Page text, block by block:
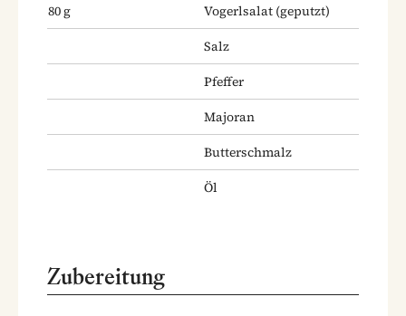
80g Vogerlsalat (geputzt)
Salz
Pfeffer
Majoran
Butterschmalz
Öl
Zubereitung